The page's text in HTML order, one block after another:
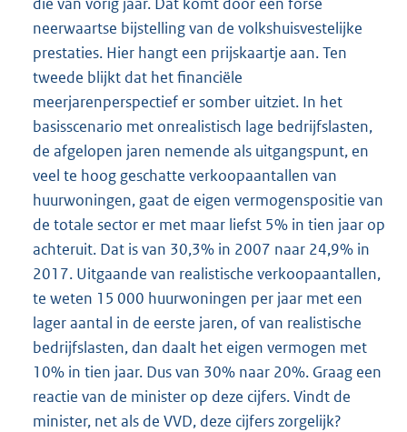
neerwaartse bijstelling van de volkshuisvestelijke
prestaties. Hier hangt een prijskaartje aan. Ten
tweede blijkt dat het financiële
meerjarenperspectief er somber uitziet. In het
basisscenario met onrealistisch lage bedrijfslasten,
de afgelopen jaren nemende als uitgangspunt, en
veel te hoog geschatte verkoopaantallen van
huurwoningen, gaat de eigen vermogenspositie van
de totale sector er met maar liefst 5% in tien jaar op
achteruit. Dat is van 30,3% in 2007 naar 24,9% in
2017. Uitgaande van realistische verkoopaantallen,
te weten 15 000 huurwoningen per jaar met een
lager aantal in de eerste jaren, of van realistische
bedrijfslasten, dan daalt het eigen vermogen met
10% in tien jaar. Dus van 30% naar 20%. Graag een
reactie van de minister op deze cijfers. Vindt de
minister, net als de VVD, deze cijfers zorgelijk?